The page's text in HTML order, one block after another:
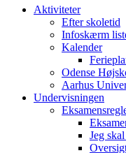
Aktiviteter
Efter skoletid
Infoskærm
Kalender
Odense
Aarhus
Undervisningen
Jeg